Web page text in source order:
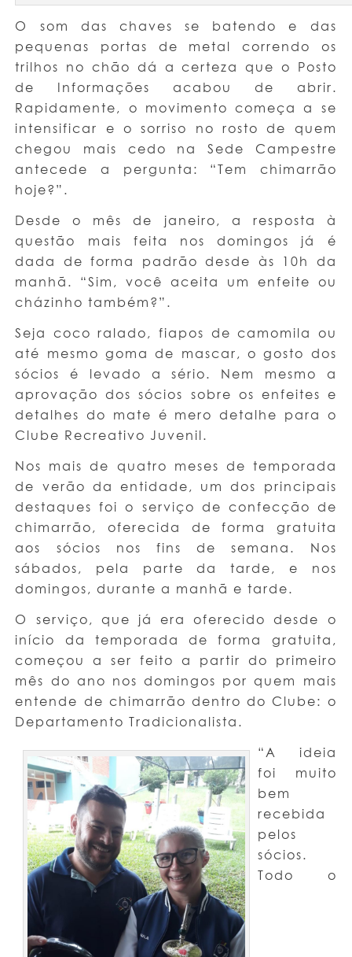
O som das chaves se batendo e das
pequenas portas de metal correndo os
trilhos no chão dá a certeza que o Posto
de Informações acabou de abrir.
Rapidamente, o movimento começa a se
intensificar e o sorriso no rosto de quem
chegou mais cedo na Sede Campestre
antecede a pergunta: “Tem chimarrão
hoje?”.
Desde o mês de janeiro, a resposta à
questão mais feita nos domingos já é
dada de forma padrão desde às 10h da
manhã. “Sim, você aceita um enfeite ou
cházinho também?”.
Seja coco ralado, fiapos de camomila ou
até mesmo goma de mascar, o gosto dos
sócios é levado a sério. Nem mesmo a
aprovação dos sócios sobre os enfeites e
detalhes do mate é mero detalhe para o
Clube Recreativo Juvenil.
Nos mais de quatro meses de temporada
de verão da entidade, um dos principais
destaques foi o serviço de confecção de
chimarrão, oferecida de forma gratuita
aos sócios nos fins de semana. Nos
sábados, pela parte da tarde, e nos
domingos, durante a manhã e tarde.
O serviço, que já era oferecido desde o
início da temporada de forma gratuita,
começou a ser feito a partir do primeiro
mês do ano nos domingos por quem mais
entende de chimarrão dentro do Clube: o
Departamento Tradicionalista.
“A ideia
foi muito
bem
recebida
pelos
sócios.
Todo o